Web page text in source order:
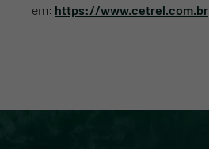
em: https://www.cetrel.com.br